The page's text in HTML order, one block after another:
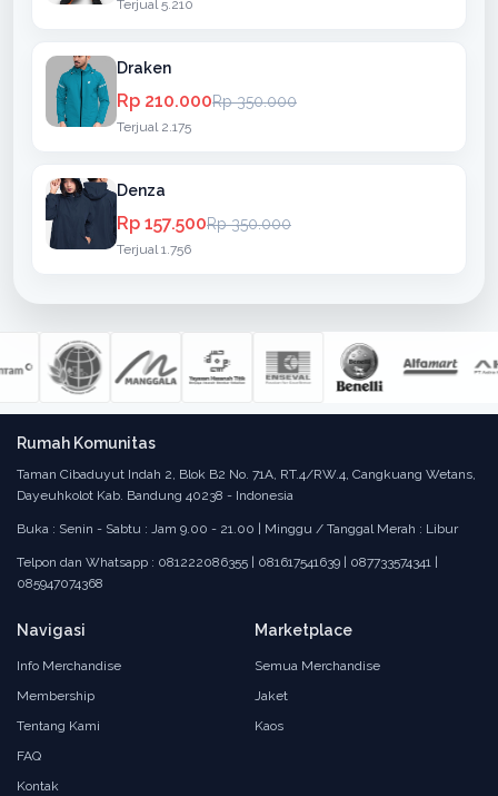
Terjual 5.210
Draken
Rp 210.000Rp 350.000
Terjual 2.175
Denza
Rp 157.500Rp 350.000
Terjual 1.756
Rumah Komunitas
Taman Cibaduyut Indah 2, Blok B2 No. 71A, RT.4/RW.4, Cangkuang Wetans,
Dayeuhkolot Kab. Bandung 40238 - Indonesia
Buka : Senin - Sabtu : Jam 9.00 - 21.00 | Minggu / Tanggal Merah : Libur
Telpon dan Whatsapp : 081222086355 | 081617541639 | 087733574341 |
085947074368
Navigasi
Info Merchandise
Membership
Tentang Kami
FAQ
Kontak
Marketplace
Semua Merchandise
Jaket
Kaos